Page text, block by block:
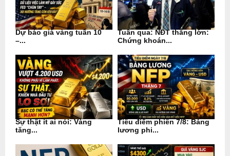
Dự báo giá vàng tuần 10
–...
Tuần qua: NĐT thắng lớn:
Chứng khoán...
Sự thật ít ai nói: Vàng
tăng...
Tiêu điểm phiên 7/8: Bảng
lương phi...